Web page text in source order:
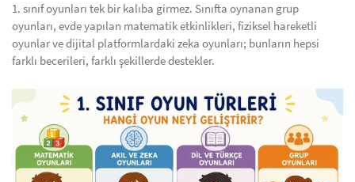
1. sınıf oyunları tek bir kalıba girmez. Sınıfta oynanan grup
oyunları, evde yapılan matematik etkinlikleri, fiziksel hareketli
oyunlar ve dijital platformlardaki zeka oyunları; bunların hepsi
farklı becerileri, farklı şekillerde destekler.